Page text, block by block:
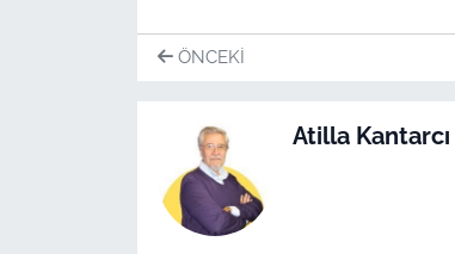
ÖNCEKI
Atilla Kantarcı